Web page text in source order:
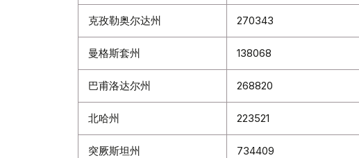
克孜勒奥尔达州 270343
曼格斯套州 138068
巴甫洛达尔州 268820
北哈州 223521
突厥斯坦州 734409